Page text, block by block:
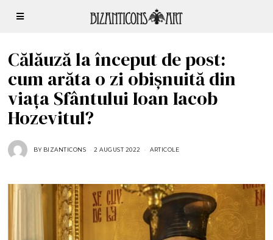
Călăuză la început de post:
cum arăta o zi obișnuită din
viața Sfântului Ioan Iacob
Hozevitul?
BY BIZANTICONS 2 AUGUST 2022
S
T
2
2
ARTICOLE